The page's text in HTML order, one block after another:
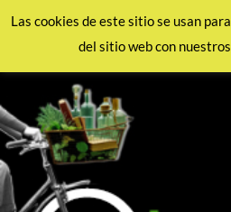
Las cookies de este sitio se usan
del sitio web con